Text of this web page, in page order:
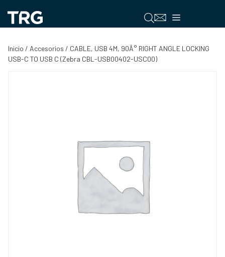
contenido
Menú
Inicio / Accesorios / CABLE, USB 4M, 90Â° RIGHT ANGLE LOCKING
USB-C TO USB C (Zebra CBL-USB00402-USC00)